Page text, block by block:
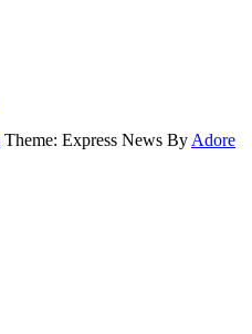
Theme: Express News By Adore